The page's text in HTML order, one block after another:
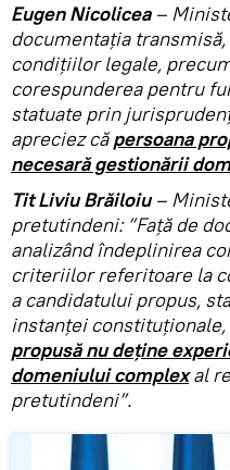
Eugen Nicolicea–
documentația
condițiilor legale,
corespunderea pentru
statuate prin
apreciez căpersoana
necesară gestionării
Tit Liviu Brăiloiu–
pretutindeni: ”Față de
analizând îndeplinirea
criteriilor referitoare la
a candidatului propus,
instanței constituționale,
propusă nu deține
domeniului complexal
pretutindeni”.